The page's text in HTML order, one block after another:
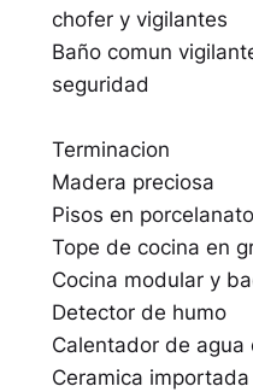
chofer y vigilantes
Baño comun
seguridad
Terminacion
Madera preciosa
Pisos en porcelanato
Tope de cocina en
Cocina modular y
Detector de humo
Calentador de agua
Ceramica